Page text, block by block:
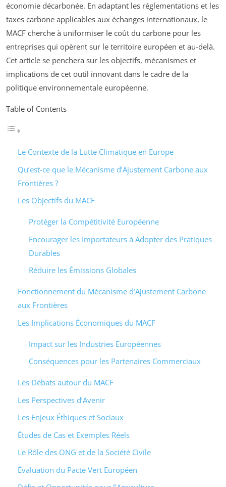
économie décarbonée. En adaptant les réglementations et les
taxes carbone applicables aux échanges internationaux, le
MACF cherche à uniformiser le coût du carbone pour les
entreprises qui opèrent sur le territoire européen et au-delà.
Cet article se penchera sur les objectifs, mécanismes et
implications de cet outil innovant dans le cadre de la
politique environnementale européenne.
Table of Contents
Le Contexte de la Lutte Climatique en Europe
Qu’est-ce que le Mécanisme d’Ajustement Carbone aux
Frontières ?
Les Objectifs du MACF
Protéger la Compétitivité Européenne
Encourager les Importateurs à Adopter des Pratiques
Durables
Réduire les Émissions Globales
Fonctionnement du Mécanisme d’Ajustement Carbone
aux Frontières
Les Implications Économiques du MACF
Impact sur les Industries Européennes
Conséquences pour les Partenaires Commerciaux
Les Débats autour du MACF
Les Perspectives d’Avenir
Les Enjeux Éthiques et Sociaux
Études de Cas et Exemples Réels
Le Rôle des ONG et de la Société Civile
Évaluation du Pacte Vert Européen